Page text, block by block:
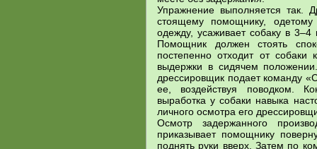
Упражнение выполняется так.
стоящему помощнику,
одежду, усаживает собаку в
Помощник должен стоять
постепенно отходит от
выдержки в сидячем
дрессировщик подает команду
ее, воздействуя поводком.
выработка у собаки навыка
личного осмотра его
Осмотр задержанного
приказывает помощнику
поднять руки вверх. Затем по